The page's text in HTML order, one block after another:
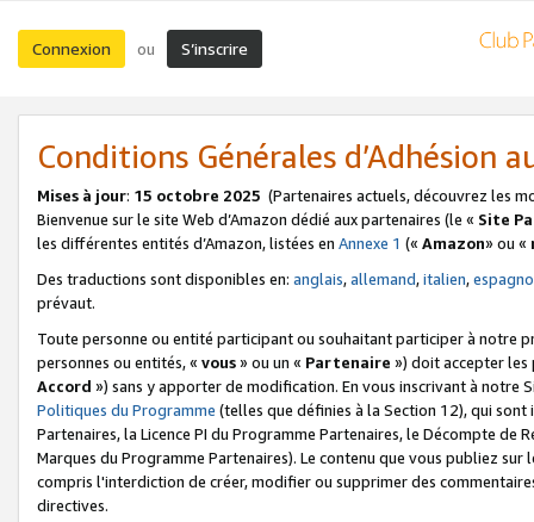
Connexion ou S’inscrire
Conditions Générales d’Adhésion
Mises à jour: 15 octobre 2025 (Partenaires actuels, découvrez les
Bienvenue sur le site Web d’Amazon dédié aux partenaires (le « Site
les différentes entités d’Amazon, listées en Annexe 1 (« Amazon» ou «
Des traductions sont disponibles en: anglais,allemand,italien,
prévaut.
Toute personne ou entité participant ou souhaitant participer à notre
personnes ou entités, « vous» ou un « Partenaire ») doit accepter les
Accord ») sans y apporter de modification. En vous inscrivant à notre
Politiques du Programme (telles que définies à la Section 12), qui
Partenaires, la Licence PI du Programme Partenaires, le Décompte de
Marques du Programme Partenaires). Le contenu que vous publiez
compris l'interdiction de créer, modifier ou supprimer des
directives.